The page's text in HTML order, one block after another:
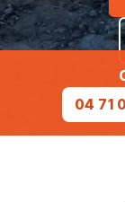
04 71